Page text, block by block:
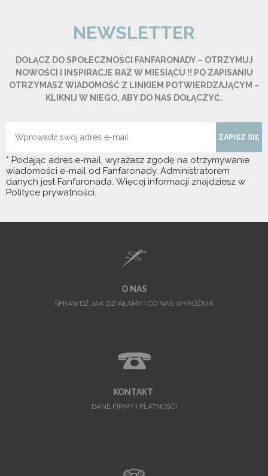
NEWSLETTER
DOŁĄCZ DO SPOŁECZNOŚCI FANFARONADY – OTRZYMUJ
NOWOŚCI I INSPIRACJE RAZ W MIESIĄCU !! PO ZAPISANIU
OTRZYMASZ WIADOMOŚĆ Z LINKIEM POTWIERDZAJĄCYM –
KLIKNIJ W NIEGO, ABY DO NAS DOŁĄCZYĆ.
ZAPISZ SIĘ
* Podając adres e-mail, wyrażasz zgodę na otrzymywanie
wiadomości e-mail od Fanfaronady. Administratorem
danych jest Fanfaronada. Więcej informacji znajdziesz w
Polityce prywatności.
O NAS
SPRAWDŹ JAK DZIAŁAMY I CO NAS WYRÓŻNIA
KONTAKT
DANE FIRMY I PŁATNOŚCI